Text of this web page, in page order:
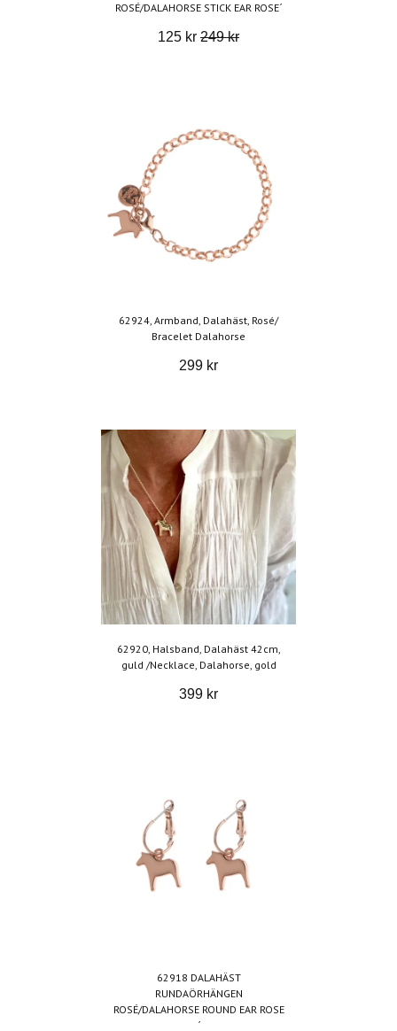
ROSÉ/DALAHORSE STICK EAR ROSE´
125 kr 249 kr
62924, Armband, Dalahäst, Rosé/
Bracelet Dalahorse
299 kr
62920, Halsband, Dalahäst 42cm,
guld /Necklace, Dalahorse, gold
399 kr
62918 DALAHÄST
RUNDAÖRHÄNGEN
ROSÉ/DALAHORSE ROUND EAR ROSE
´